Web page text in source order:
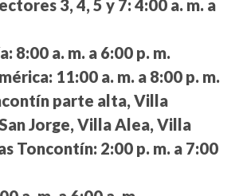
3, 4, 5 y 7: 4:00 a. m. a
8:00 a. m. a 6:00 p. m.
11:00 a. m. a 8:00 p. m.
parte alta, Villa
Jorge, Villa Alea, Villa
Toncontín: 2:00 p. m. a 7:00